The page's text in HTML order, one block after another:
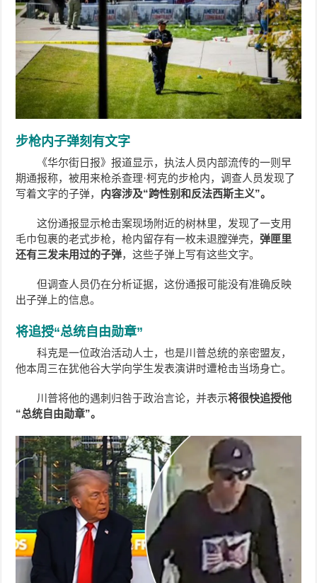
步枪内子弹刻有文字
《华尔街日报》报道显示，执法人员内部流传的一则早
期通报称，被用来枪杀查理·柯克的步枪内，调查人员发现了
写着文字的子弹， 内容涉及“跨性别和反法西斯主义”。
这份通报显示枪击案现场附近的树林里，发现了一支用
毛巾包裹的老式步枪，枪内留存有一枚未退膛弹壳，弹匣里
还有三发未用过的子弹，这些子弹上写有这些文字。
但调查人员仍在分析证据，这份通报可能没有准确反映
出子弹上的信息。
将追授“总统自由勋章”
科克是一位政治活动人士，也是川普总统的亲密盟友，
他本周三在犹他谷大学向学生发表演讲时遭枪击当场身亡。
川普将他的遇刺归咎于政治言论，并表示将很快追授他
“总统自由勋章”。